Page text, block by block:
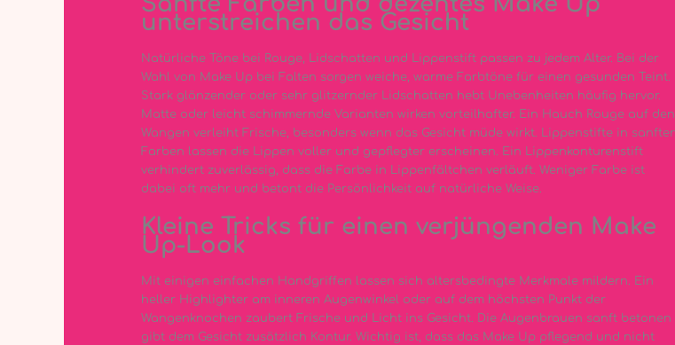
unterstreichen das Gesicht
Natürliche Töne bei Rouge, Lidschatten und Lippenstift passen zu jedem Alter. Bei der
Wahl von Make Up bei Falten sorgen weiche, warme Farbtöne für einen gesunden Teint.
Stark glänzender oder sehr glitzernder Lidschatten hebt Unebenheiten häufig hervor.
Matte oder leicht schimmernde Varianten wirken vorteilhafter. Ein Hauch Rouge auf den
Wangen verleiht Frische, besonders wenn das Gesicht müde wirkt. Lippenstifte in
Farben lassen die Lippen voller und gepflegter erscheinen. Ein Lippenkonturenstift
verhindert zuverlässig, dass die Farbe in Lippenfältchen verläuft. Weniger Farbe ist
dabei oft mehr und betont die Persönlichkeit auf natürliche Weise.
Kleine Tricks für einen verjüngenden Make
Up-Look
Mit einigen einfachen Handgriffen lassen sich altersbedingte Merkmale mildern. Ein
heller Highlighter am inneren Augenwinkel oder auf dem höchsten Punkt der
Wangenknochen zaubert Frische und Licht ins Gesicht. Die Augenbrauen sanft betonen
gibt dem Gesicht zusätzlich Kontur. Wichtig ist, dass das Make Up pflegend und nicht